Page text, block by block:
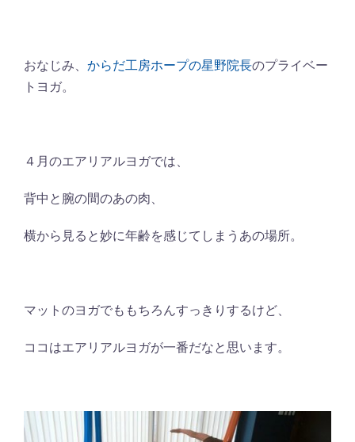
おなじみ、 からだ工房ホープの星野院長のプライベー
トヨガ。
４月のエアリアルヨガでは、
背中と腕の間のあの肉、
横から見ると妙に年齢を感じてしまうあの場所。
マットのヨガでももちろんすっきりするけど、
ココはエアリアルヨガが一番だなと思います。